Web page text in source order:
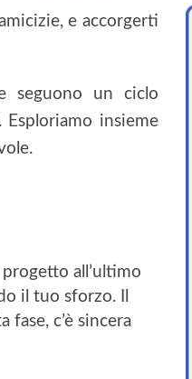
e accorgerti
seguono un ciclo
insieme
all’ultimo
il tuo sforzo. Il
c’è sincera